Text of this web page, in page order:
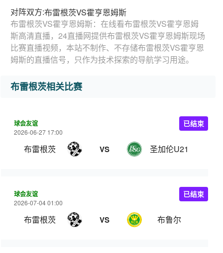
对阵双方:布雷根茨VS霍亨恩姆斯
布雷根茨VS霍亨恩姆斯：在线看布雷根茨VS霍亨恩姆
斯高清直播，24直播网提供布雷根茨VS霍亨恩姆斯现场
比赛直播视频，本站不制作、不存储布雷根茨VS霍亨恩
姆斯的直播信号，只作为技术探索的导航学习用途。
布雷根茨相关比赛
球会友谊
2026-06-27 17:00
布雷根茨 VS 圣加伦U21
已结束
球会友谊
2026-07-04 01:00
布雷根茨 VS 布鲁尔
已结束